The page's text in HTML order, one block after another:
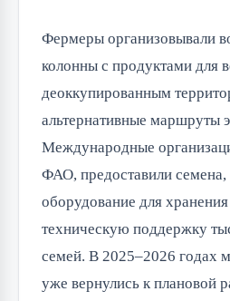
Фермеры организовывали
колонны с продуктами для
деоккупированным
альтернативные маршруты
Международные
ФАО, предоставили семена,
оборудование для
техническую поддержку
семей. В 2025–2026 годах
уже вернулись к плановой